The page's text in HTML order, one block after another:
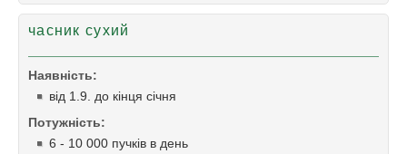
часник сухий
Hаявність:
від 1.9. до кінця січня
Потужність:
6 - 10 000 пучків в день